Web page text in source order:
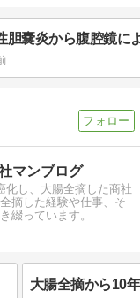
マンブログ
化し、大腸全摘した商社
摘した経験や仕事、そ
綴っています。